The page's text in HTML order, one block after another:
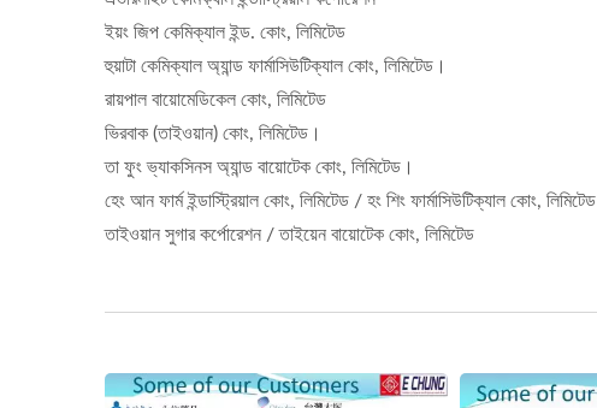
ইয়ং জিপ কেমিক্যাল ইন্ড. কোং, লিমিটেড
হুয়াটা কেমিক্যাল অ্যান্ড ফার্মাসিউটিক্যাল কোং, লিমিটেড।
রায়পাল বায়োমেডিকেল কোং, লিমিটেড
ভিরবাক (তাইওয়ান) কোং, লিমিটেড।
তা ফুং ভ্যাকসিনস অ্যান্ড বায়োটেক কোং, লিমিটেড।
হেং আন ফার্ম ইন্ডাস্ট্রিয়াল কোং, লিমিটেড / হং শিং ফার্মাসিউটিক্যাল কোং, লিমিটেড
তাইওয়ান সুগার কর্পোরেশন / তাইয়েন বায়োটেক কোং, লিমিটেড